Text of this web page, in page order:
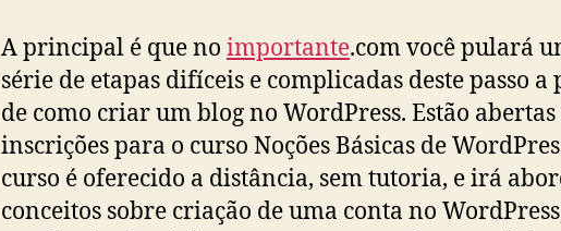
A principal é que no importante.com você pulará
série de etapas difíceis e complicadas deste passo a
de como criar um blog no WordPress. Estão abertas
inscrições para o curso Noções Básicas de
curso é oferecido a distância, sem tutoria, e irá
conceitos sobre criação de uma conta no